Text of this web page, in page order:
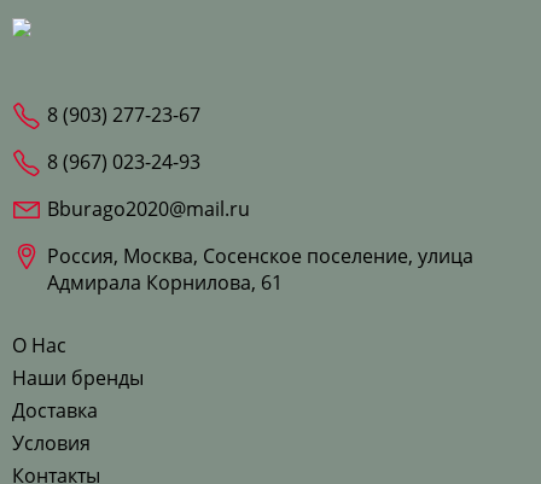
8 (903) 277-23-67
8 (967) 023-24-93
Bburago2020@mail.ru
Россия, Москва, Сосенское поселение, улица
Адмирала Корнилова, 61
О Нас
Наши бренды
Доставка
Условия
Контакты